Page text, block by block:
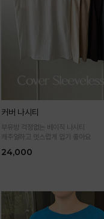
커버 나시티
부유방 걱정없는 베이직 나시티
캐주얼하고 멋스럽게 입기 좋아요
24,000